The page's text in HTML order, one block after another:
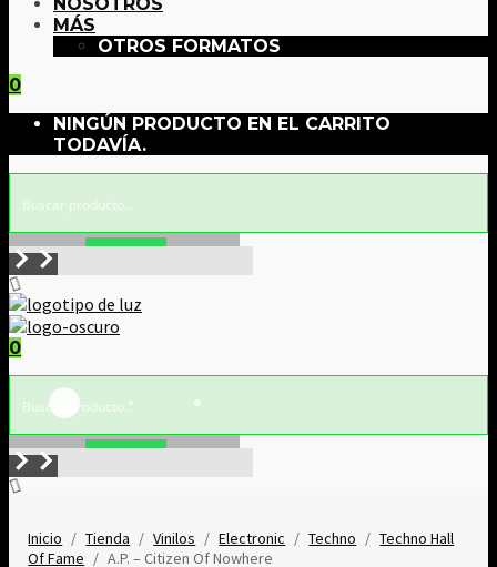
NOSOTROS
MÁS
OTROS FORMATOS
0
NINGÚN PRODUCTO EN EL CARRITO
TODAVÍA.
0
Inicio / Tienda / Vinilos / Electronic / Techno / Techno Hall
Of Fame / A.P. ‎– Citizen Of Nowhere